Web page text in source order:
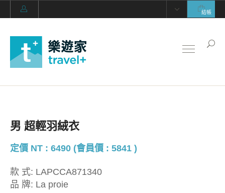
結帳
男 超輕羽絨衣
定價 NT : 6490 (會員價 : 5841 )
款 式: LAPCCA871340
品 牌: La proie